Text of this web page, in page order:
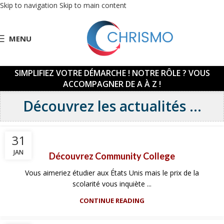
Skip to navigation Skip to main content
MENU
SIMPLIFIEZ VOTRE DÉMARCHE ! NOTRE RÔLE ? VOUS
ACCOMPAGNER DE A À Z !
Découvrez les actualités ...
31
JAN Découvrez Community College
Vous aimeriez étudier aux États Unis mais le prix de la
scolarité vous inquiète ...
CONTINUE READING